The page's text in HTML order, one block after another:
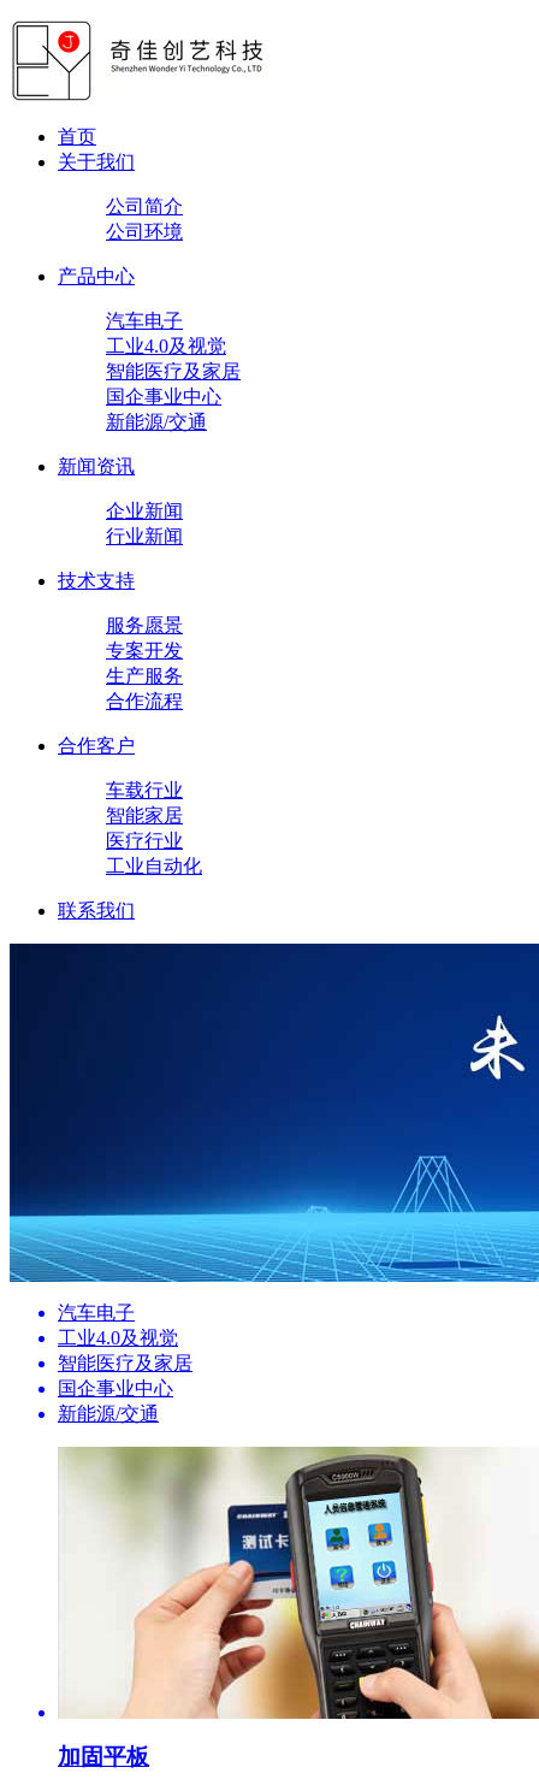
首页
关于我们
公司简介
公司环境
产品中心
汽车电子
工业4.0及视觉
智能医疗及家居
国企事业中心
新能源/交通
新闻资讯
企业新闻
行业新闻
技术支持
服务愿景
专案开发
生产服务
合作流程
合作客户
车载行业
智能家居
医疗行业
工业自动化
联系我们
汽车电子
工业4.0及视觉
智能医疗及家居
国企事业中心
新能源/交通
加固平板